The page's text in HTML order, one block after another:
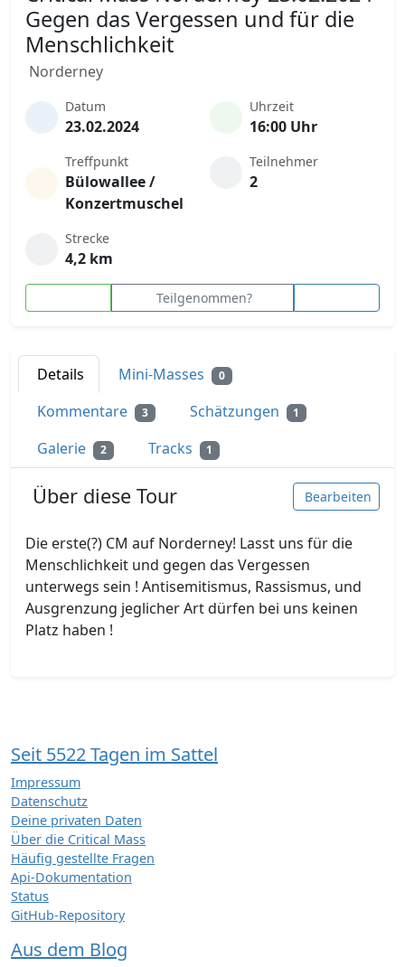
Gegen das Vergessen und für die
Menschlichkeit
Norderney
Datum
23.02.2024
Uhrzeit
16:00 Uhr
Treffpunkt
Bülowallee /
Konzertmuschel
Teilnehmer
2
Strecke
4,2 km
Teilgenommen?
Details Mini-Masses 0
Kommentare 3 Schätzungen 1
Galerie 2 Tracks 1
Über diese Tour Bearbeiten
Die erste(?) CM auf Norderney! Lasst uns für die
Menschlichkeit und gegen das Vergessen
unterwegs sein ! Antisemitismus, Rassismus, und
Ausgrenzung jeglicher Art dürfen bei uns keinen
Platz haben !
Seit 5522 Tagen im Sattel
Impressum
Datenschutz
Deine privaten Daten
Über die Critical Mass
Häufig gestellte Fragen
Api-Dokumentation
Status
GitHub-Repository
Aus dem Blog